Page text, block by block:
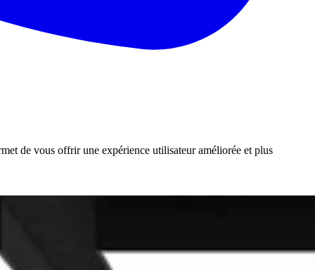
de vous offrir une expérience utilisateur améliorée et plus